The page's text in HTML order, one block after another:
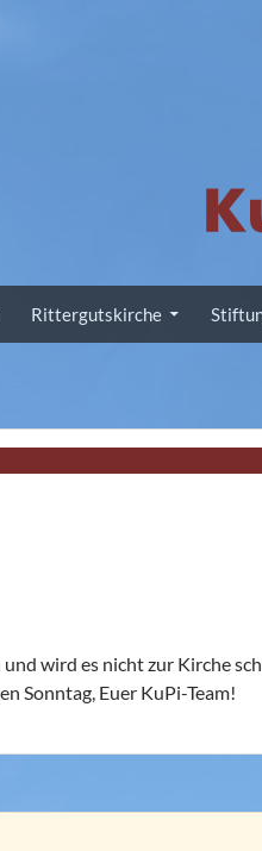
Rittergutskirche
wird es nicht zur Kirche
Sonntag, Euer KuPi-Team!